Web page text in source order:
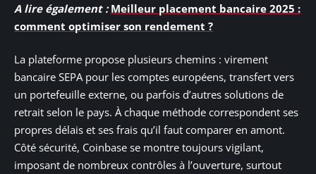
A lire également : Meilleur placement bancaire 2025 :
comment optimiser son rendement ?
La plateforme propose plusieurs chemins : virement
bancaire SEPA pour les comptes européens, transfert vers
un portefeuille externe, ou parfois d’autres solutions de
retrait selon le pays. À chaque méthode correspondent ses
propres délais et ses frais qu’il faut comparer en amont.
Côté sécurité, Coinbase se montre toujours vigilant,
imposant de nombreux contrôles à l’ouverture, surtout